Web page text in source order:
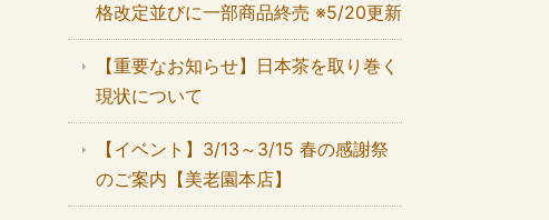
格改定並びに一部商品終売 ※5/20更新
【重要なお知らせ】日本茶を取り巻く
現状について
【イベント】3/13～3/15 春の感謝祭
のご案内【美老園本店】